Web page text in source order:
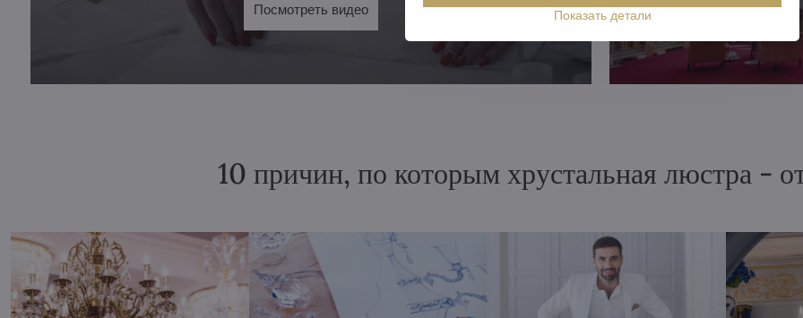
Посмотреть видео
10 причин, по которым хрустальная люстра -
Показать детали